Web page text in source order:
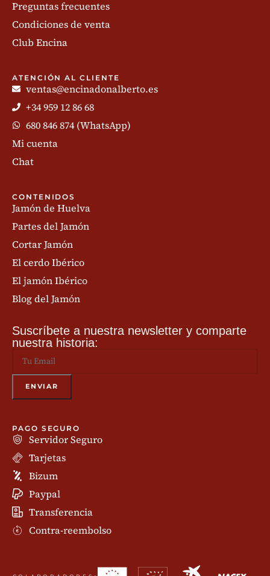
Preguntas frecuentes
Condiciones de venta
Club Encina
ATENCIÓN AL CLIENTE
ventas@encinadonalberto.es
+34 959 12 86 68
680 846 874 (WhatsApp)
Mi cuenta
Chat
CONTENIDOS
Jamón de Huelva
Partes del Jamón
Cortar Jamón
El cerdo Ibérico
El jamón Ibérico
Blog del Jamón
Suscríbete a nuestra newsletter y comparte
nuestra historia:
PAGO SEGURO
Servidor Seguro
Tarjetas
Bizum
Paypal
Transferencia
Contra-reembolso